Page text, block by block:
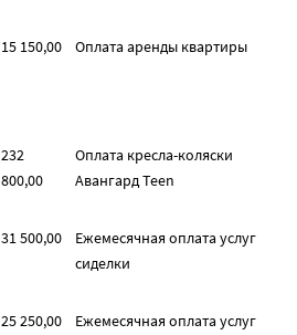
15 150,00 Оплата аренды квартиры
232
800,00
Оплата кресла-коляски
Авангард Teen
31 500,00
Ежемесячная оплата услуг
сиделки
25 250,00
Ежемесячная оплата услуг